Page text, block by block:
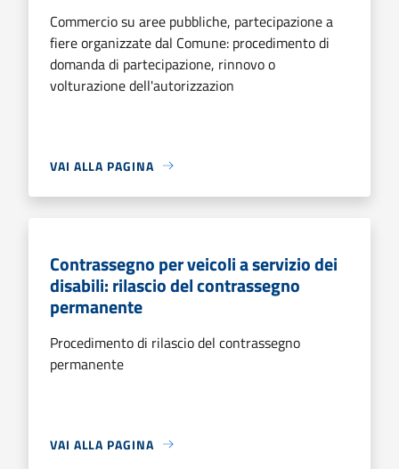
Commercio su aree pubbliche, partecipazione a
fiere organizzate dal Comune: procedimento di
domanda di partecipazione, rinnovo o
volturazione dell'autorizzazion
VAI ALLA PAGINA
Contrassegno per veicoli a servizio dei
disabili: rilascio del contrassegno
permanente
Procedimento di rilascio del contrassegno
permanente
VAI ALLA PAGINA